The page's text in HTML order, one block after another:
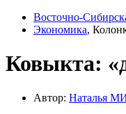
Восточно-
Экономика,
Ковыкта:
Автор: Наталья